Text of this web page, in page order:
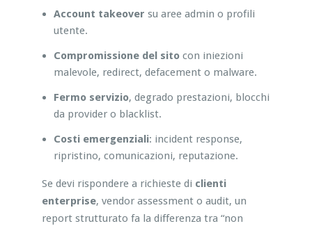
Account takeover su aree admin o profili
utente.
Compromissione del sitocon iniezioni
malevole, redirect, defacement o malware.
Fermo servizio, degrado prestazioni, blocchi
da provider o blacklist.
Costi emergenziali: incident response,
ripristino, comunicazioni, reputazione.
Se devi rispondere a richieste di clienti
enterprise, vendor assessment o audit, un
report strutturato fa la differenza tra “non